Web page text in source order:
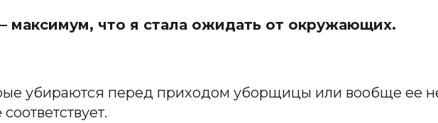
максимум, что я стала ожидать от окружающих.
убираются перед приходом уборщицы или вообще ее не